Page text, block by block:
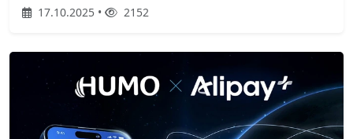
17.10.2025 • 2152